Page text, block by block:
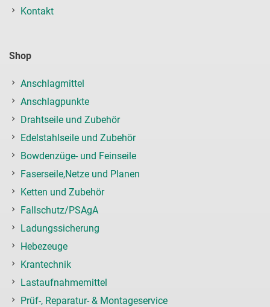
Kontakt
Shop
Anschlagmittel
Anschlagpunkte
Drahtseile und Zubehör
Edelstahlseile und Zubehör
Bowdenzüge- und Feinseile
Faserseile,Netze und Planen
Ketten und Zubehör
Fallschutz/PSAgA
Ladungssicherung
Hebezeuge
Krantechnik
Lastaufnahmemittel
Prüf-, Reparatur- & Montageservice